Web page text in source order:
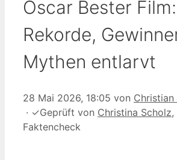
Oscar Bester Film:
Rekorde,
Mythen entlarvt
28 Mai 2026, 18:05 von Christian
· ✓Geprüft von Christina Scholz,
Faktencheck